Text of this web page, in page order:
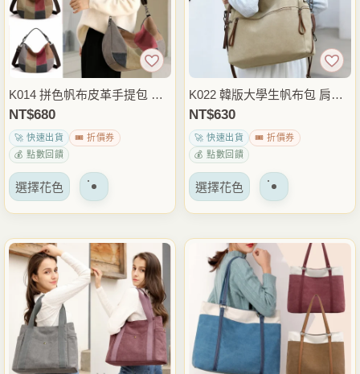
可
以
在
頁
上
擇
可
以
產
頁
上
擇
K014 拼色帆布皮革手提包 大
容量斜背包 休閒托特包 肩背
側背兩用包 日常通勤外出包
NT$680
🚀 快速出貨
🎟️ 折價券
💰 點數回饋
選擇花色 該
有
種
變
可
以
K022 韓版大學生帆布包 肩背
斜背兩用包 大容量休閒側背包
上課通勤外出包
NT$630
🚀 快速出貨
🎟️ 折價券
💰 點數回饋
選擇花色 該
有
多
種
體。